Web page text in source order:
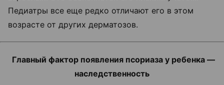
Педиатры все еще редко отличают его в этом
возрасте от других дерматозов.
Главный фактор появления псориаза у ребенка —
наследственность